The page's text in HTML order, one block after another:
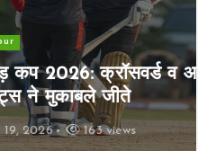
व आदित्यम